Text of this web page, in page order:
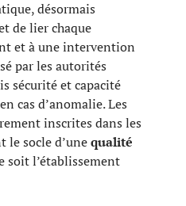
désormais
de lier chaque
et à une intervention
par les autorités
sécurité et capacité
cas d’anomalie. Les
inscrites dans les
le socle d’unequalité
soit l’établissement